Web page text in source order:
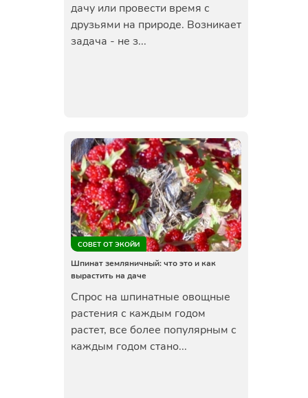
дачу или провести время с
друзьями на природе. Возникает
задача - не з...
СОВЕТ ОТ ЭКОЙИ
Шпинат земляничный: что это и как
вырастить на даче
Спрос на шпинатные овощные
растения с каждым годом
растет, все более популярным с
каждым годом стано...